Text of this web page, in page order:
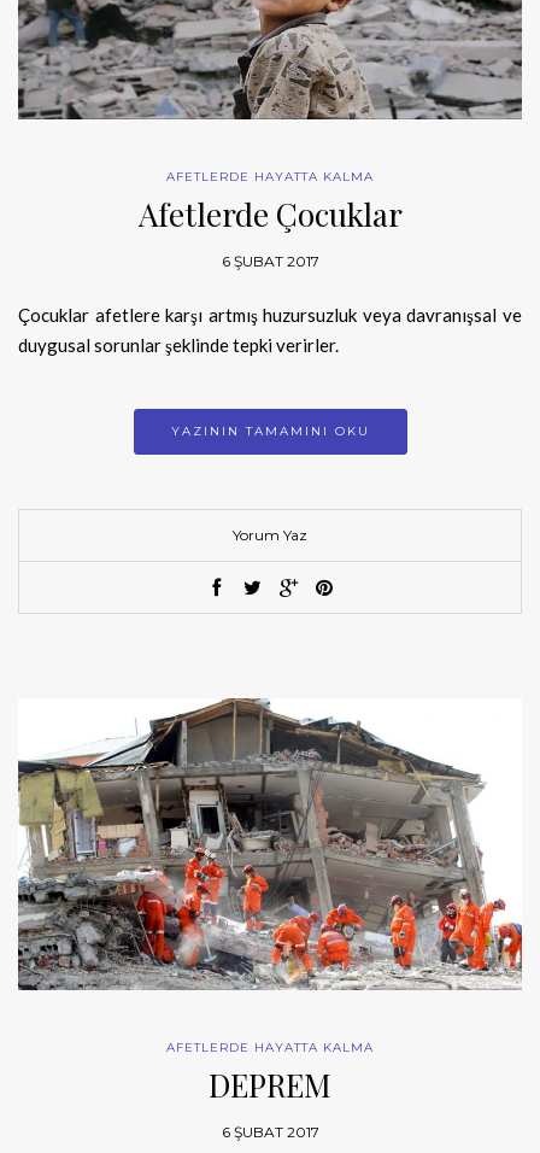
AFETLERDE HAYATTA KALMA
Afetlerde Çocuklar
6 ŞUBAT 2017
Çocuklar afetlere karşı artmış huzursuzluk veya davranışsal ve
duygusal sorunlar şeklinde tepki verirler.
YAZININ TAMAMINI OKU
Yorum Yaz
AFETLERDE HAYATTA KALMA
DEPREM
6 ŞUBAT 2017